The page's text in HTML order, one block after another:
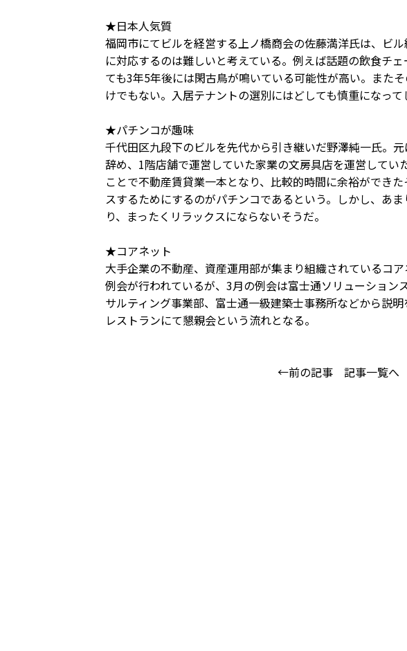
★日本人気質
福岡市にてビルを経営する上ノ橋商会の佐藤満洋氏は、ビ
に対応するのは難しいと考えている。例えば話題の飲食チ
ても3年5年後には閑古鳥が鳴いている可能性が高い。また
けでもない。入居テナントの選別にはどしても慎重になって
★パチンコが趣味
千代田区九段下のビルを先代から引き継いだ野澤純一氏。
辞め、1階店舗で運営していた家業の文房具店を運営して
ことで不動産賃貸業一本となり、比較的時間に余裕ができ
スするためにするのがパチンコであるという。しかし、あ
り、まったくリラックスにならないそうだ。
★コアネット
大手企業の不動産、資産運用部が集まり組織されているコ
例会が行われているが、3月の例会は富士通ソリューショ
サルティング事業部、富士通一級建築士事務所などから説
レストランにて懇親会という流れとなる。
←前の記事 記事一覧へ